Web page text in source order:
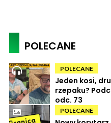
POLECANE
POLECANE
Jeden kosi,
rzepaku?
odc. 73
POLECANE